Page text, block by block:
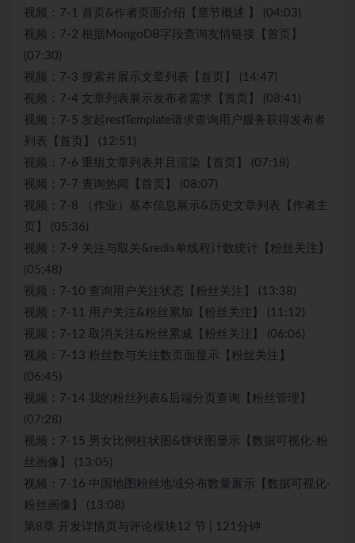
视频：7-1 首页&作者页面介绍【章节概述 】 (04:03)
视频：7-2 根据MongoDB字段查询友情链接【首页】
(07:30)
视频：7-3 搜索并展示文章列表【首页】 (14:47)
视频：7-4 文章列表展示发布者需求【首页】 (08:41)
视频：7-5 发起restTemplate请求查询用户服务获得发布者
列表【首页】 (12:51)
视频：7-6 重组文章列表并且渲染【首页】 (07:18)
视频：7-7 查询热闻【首页】 (08:07)
视频：7-8 （作业）基本信息展示&历史文章列表【作者主
页】 (05:36)
视频：7-9 关注与取关&redis单线程计数统计【粉丝关注】
(05:48)
视频：7-10 查询用户关注状态【粉丝关注】 (13:38)
视频：7-11 用户关注&粉丝累加【粉丝关注】 (11:12)
视频：7-12 取消关注&粉丝累减【粉丝关注】 (06:06)
视频：7-13 粉丝数与关注数页面显示【粉丝关注】
(06:45)
视频：7-14 我的粉丝列表&后端分页查询【粉丝管理】
(07:28)
视频：7-15 男女比例柱状图&饼状图显示【数据可视化-粉
丝画像】 (13:05)
视频：7-16 中国地图粉丝地域分布数量展示【数据可视化-
粉丝画像】 (13:08)
第8章 开发详情页与评论模块12 节 | 121分钟